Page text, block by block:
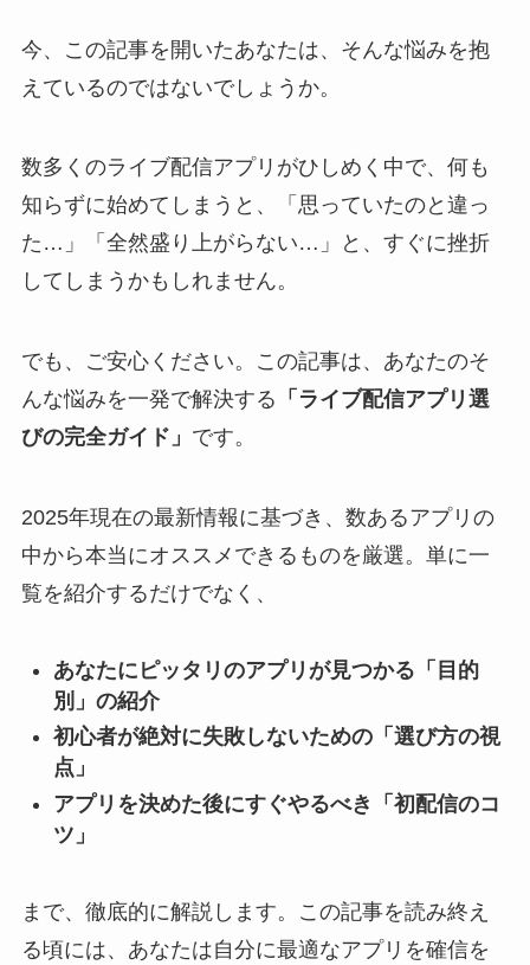
今、この記事を開いたあなたは、そんな悩みを抱
えているのではないでしょうか。
数多くのライブ配信アプリがひしめく中で、何も
知らずに始めてしまうと、「思っていたのと違っ
た…」「全然盛り上がらない…」と、すぐに挫折
してしまうかもしれません。
でも、ご安心ください。この記事は、あなたのそ
んな悩みを一発で解決する 「ライブ配信アプリ選
びの完全ガイド」 です。
2025年現在の最新情報に基づき、数あるアプリの
中から本当にオススメできるものを厳選。単に一
覧を紹介するだけでなく、
あなたにピッタリのアプリが見つかる「目的
別」の紹介
初心者が絶対に失敗しないための「選び方の視
点」
アプリを決めた後にすぐやるべき「初配信のコ
ツ」
まで、徹底的に解説します。この記事を読み終え
る頃には、あなたは自分に最適なアプリを確信を